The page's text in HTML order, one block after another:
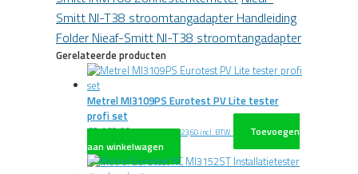
Smitt NI-T38 stroomtangadapter Handleiding
Folder Nieaf-Smitt NI-T38 stroomtangadapter
Gerelateerde producten
Metrel MI3109PS Eurotest PV Lite tester
profi set
€3.160,00 excl. BTW€3.823,60 incl. BTW
Toevoegen
aan winkelwagen